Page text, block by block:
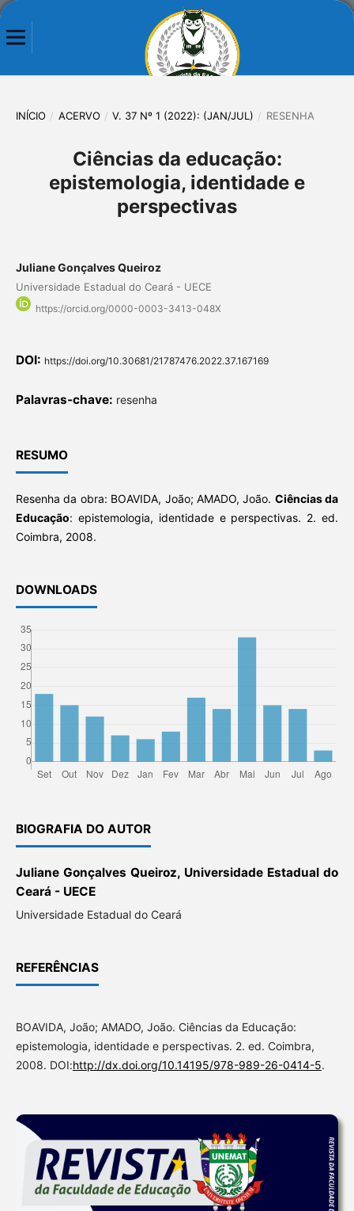
INÍCIO / ACERVO / V. 37 Nº 1 (2022): (JAN/JUL) / RESENHA
Ciências da educação:
epistemologia, identidade e
perspectivas
Juliane Gonçalves Queiroz
Universidade Estadual do Ceará - UECE
https://orcid.org/0000-0003-3413-048X
DOI: https://doi.org/10.30681/21787476.2022.37.167169
Palavras-chave: resenha
RESUMO
Resenha da obra: BOAVIDA, João; AMADO, João. Ciências da
Educação: epistemologia, identidade e perspectivas. 2. ed.
Coimbra, 2008.
DOWNLOADS
BIOGRAFIA DO AUTOR
Juliane Gonçalves Queiroz, Universidade Estadual do
Ceará - UECE
Universidade Estadual do Ceará
REFERÊNCIAS
BOAVIDA, João; AMADO, João. Ciências da Educação:
epistemologia, identidade e perspectivas. 2. ed. Coimbra,
2008. DOI:http://dx.doi.org/10.14195/978-989-26-0414-5.